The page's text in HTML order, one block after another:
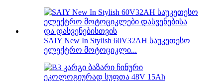
SAIY New In Stylish 60V32AH საუკეთესო
ელექტრო მოტოციკლი...